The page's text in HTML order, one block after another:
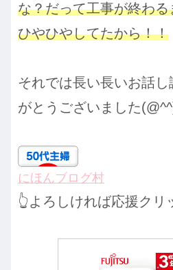
な？だって工事が終わ
ひやひやしてたから！！
それでは長い長いお話し
がとうございました
にほんブログ村
👆よろしければ応援クリ